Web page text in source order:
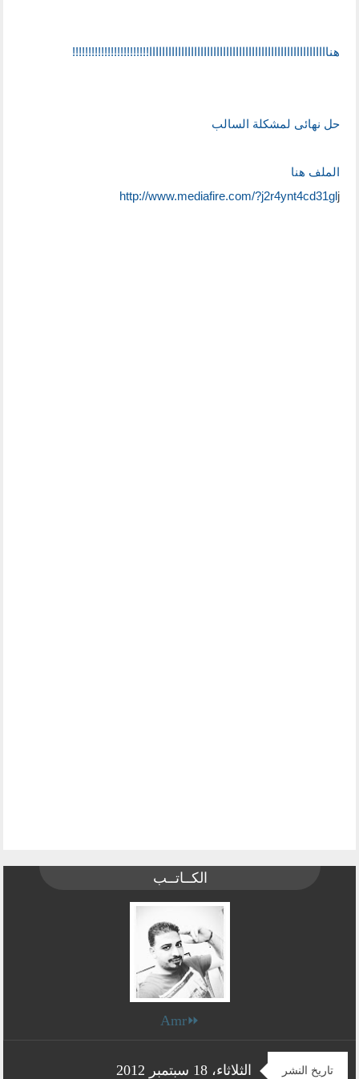
هناااااااااااااااااااااااااااااااااااااااااااااااااااااااا!!!!!!!!!!!!!!!!!!!!!!!!
حل نهائى لمشكلة السالب
الملف هنا
http://www.mediafire.com/?j2r4ynt4cd31glj
الكــاتــب
⏩Amr
تاريخ النشر الثلاثاء، 18 سبتمبر 2012